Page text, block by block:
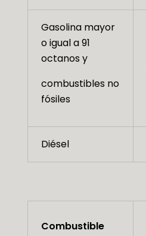
Gasolina mayor
o igual a 91
octanos y
combustibles no
fósiles
Diésel
Combustible